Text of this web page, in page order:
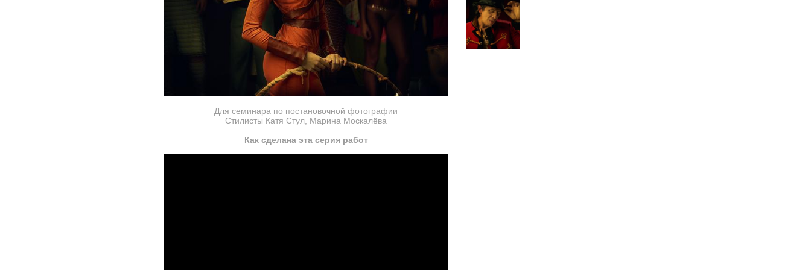
Для семинара по постановочной фотографии
Стилисты Катя Стул, Марина Москалёва
Как сделана эта серия работ